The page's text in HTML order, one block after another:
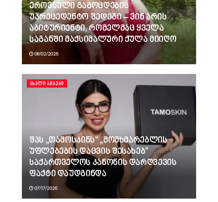
ეროვნული გამოცდების
უპრეცედენტო შედეგი – ვინ არის
აბიტურიენტი, რომელმაც ყველა
საგანში მაქსიმალური ქულა მიიღო
08/02/2026
ᲐᲮᲐᲚᲘ ᲐᲛᲑᲔᲑᲘ
შპს „თამოსკინს“ „მომხმარებლის
უფლებების დაცვის შესახებ“
საქართველოს კანონის დარღვევის
ფაქტი დაუდგინდა
07/17/2026